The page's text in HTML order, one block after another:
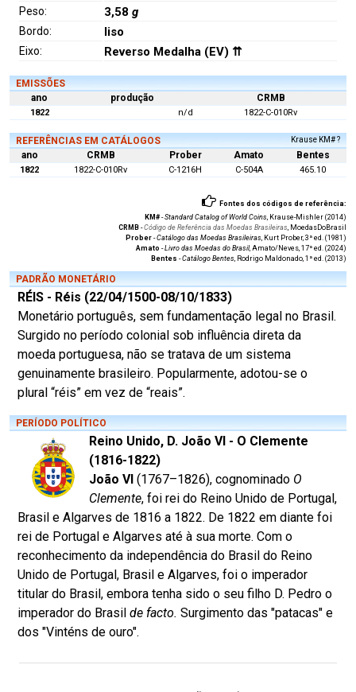
Peso: 3,58 g
Bordo: liso
Eixo: Reverso Medalha (EV) ⇈
EMISSÕES
ano
produção CRMB
1822 n/d 1822-C-010Rv
REFERÊNCIAS EM CATÁLOGOS Krause KM# ?
ano CRMB Prober Amato Bentes
1822 1822-C-010Rv C-1216H C-504A 465.10
Fontes dos códigos de referência:
KM#-Standard Catalog of World Coins , Krause-Mishler (2014)
CRMB -Código de Referência das Moedas Brasileiras , MoedasDoBrasil
Prober -Catálogo das Moedas Brasileiras , Kurt Prober, 3ª ed. (1981)
Amato -Livro das Moedas do Brasil , Amato/Neves, 17ª ed. (2024)
Bentes -Catálogo Bentes , Rodrigo Maldonado, 1ª ed. (2013)
PADRÃO MONETÁRIO
RÉIS - Réis (22/04/1500-08/10/1833)
Monetário português, sem fundamentação legal no Brasil.
Surgido no período colonial sob influência direta da
moeda portuguesa, não se tratava de um sistema
genuinamente brasileiro. Popularmente, adotou-se o
plural “réis” em vez de “reais”.
PERÍODO POLÍTICO
Reino Unido, D. João VI - O Clemente
(1816-1822)
João VI (1767–1826), cognominado O
Clemente, foi rei do Reino Unido de Portugal,
Brasil e Algarves de 1816 a 1822. De 1822 em diante foi
rei de Portugal e Algarves até à sua morte. Com o
reconhecimento da independência do Brasil do Reino
Unido de Portugal, Brasil e Algarves, foi o imperador
titular do Brasil, embora tenha sido o seu filho D. Pedro o
imperador do Brasil de facto. Surgimento das "patacas" e
dos "Vinténs de ouro".